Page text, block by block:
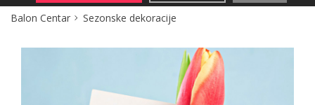
Balon Centar Sezonske dekoracije